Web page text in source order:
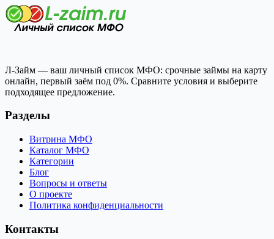
Л-Займ — ваш личный список МФО: срочные займы на карту
онлайн, первый заём под 0%. Сравните условия и выберите
подходящее предложение.
Разделы
Витрина МФО
Каталог МФО
Категории
Блог
Вопросы и ответы
О проекте
Политика конфиденциальности
Контакты